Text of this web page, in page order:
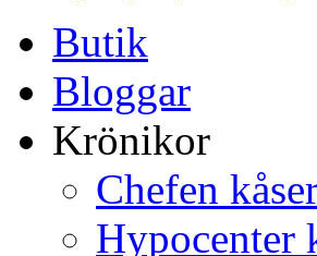
Butik
Bloggar
Krönikor
Chefen
Hypocenter